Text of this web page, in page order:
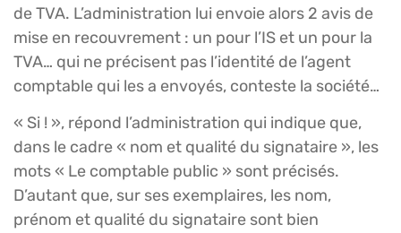
de TVA. L’administration lui envoie alors 2 avis de
mise en recouvrement : un pour l’IS et un pour la
TVA… qui ne précisent pas l’identité de l’agent
comptable qui les a envoyés, conteste la société…
« Si ! », répond l’administration qui indique que,
dans le cadre « nom et qualité du signataire », les
mots « Le comptable public » sont précisés.
D’autant que, sur ses exemplaires, les nom,
prénom et qualité du signataire sont bien